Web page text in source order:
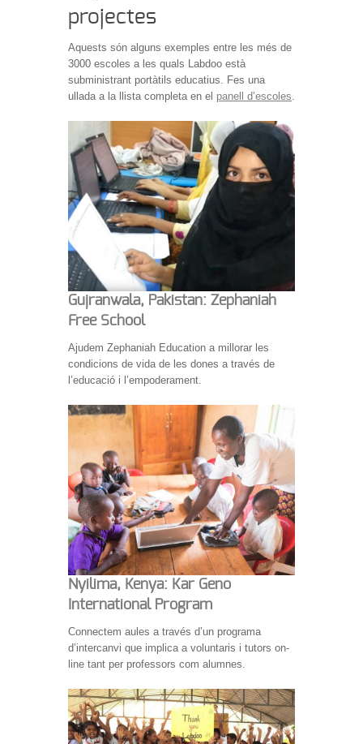
projectes
Aquests són alguns exemples entre les més de
3000 escoles a les quals Labdoo està
subministrant portàtils educatius. Fes una
ullada a la llista completa en el panell d’escoles.
Gujranwala, Pakistan: Zephaniah
Free School
Ajudem Zephaniah Education a millorar les
condicions de vida de les dones a través de
l’educació i l’empoderament.
Nyilima, Kenya: Kar Geno
International Program
Connectem aules a través d’un programa
d’intercanvi que implica a voluntaris i tutors on-
line tant per professors com alumnes.